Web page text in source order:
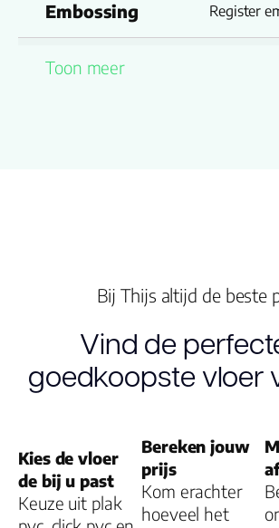
Embossing Register
Look kleur
Slijtlaag (mm) 0.55
geschikt
ja
Toon meer
Bij Thijs altijd de beste
Vind de
goedkoopste vloer
Kies de vloer
de bij u past
Keuze uit plak
Bereken jouw
prijs
Kom erachter
hoeveel het